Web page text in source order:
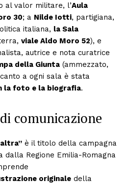
al valor militare, l’Aula
30; a Nilde Iotti, partigiana,
italiana, la Sala
viale Aldo Moro 52), e
autrice e nota curatrice
della Giunta (ammezzato,
a ogni sala è stata
la foto e la biografia.
comunicazione
è il titolo della campagna
dalla Regione Emilia-Romagna
originale della